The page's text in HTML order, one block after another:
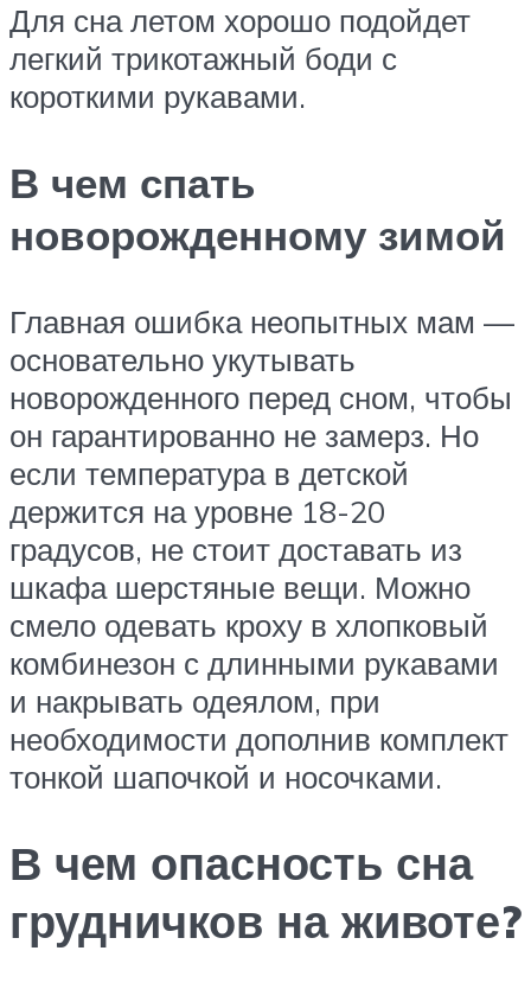
Для сна летом хорошо подойдет
легкий трикотажный боди с
короткими рукавами.
В чем спать
новорожденному зимой
Главная ошибка неопытных мам —
основательно укутывать
новорожденного перед сном, чтобы
он гарантированно не замерз. Но
если температура в детской
держится на уровне 18-20
градусов, не стоит доставать из
шкафа шерстяные вещи. Можно
смело одевать кроху в хлопковый
комбинезон с длинными рукавами
и накрывать одеялом, при
необходимости дополнив комплект
тонкой шапочкой и носочками.
В чем опасность сна
грудничков на животе?